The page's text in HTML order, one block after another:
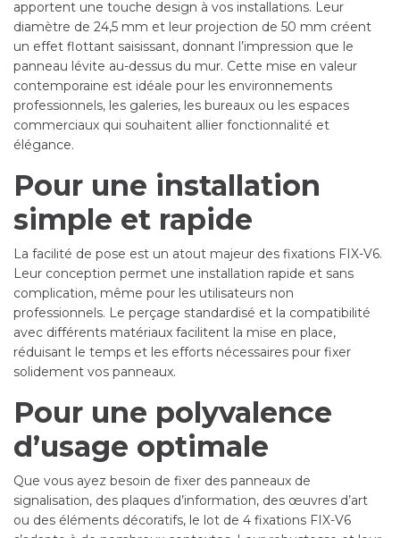
apportent une touche design à vos installations. Leur
diamètre de 24,5 mm et leur projection de 50 mm créent
un effet flottant saisissant, donnant l’impression que le
panneau lévite au-dessus du mur. Cette mise en valeur
contemporaine est idéale pour les environnements
professionnels, les galeries, les bureaux ou les espaces
commerciaux qui souhaitent allier fonctionnalité et
élégance.
Pour une installation
simple et rapide
La facilité de pose est un atout majeur des fixations FIX-V6.
Leur conception permet une installation rapide et sans
complication, même pour les utilisateurs non
professionnels. Le perçage standardisé et la compatibilité
avec différents matériaux facilitent la mise en place,
réduisant le temps et les efforts nécessaires pour fixer
solidement vos panneaux.
Pour une polyvalence
d’usage optimale
Que vous ayez besoin de fixer des panneaux de
signalisation, des plaques d’information, des œuvres d’art
ou des éléments décoratifs, le lot de 4 fixations FIX-V6